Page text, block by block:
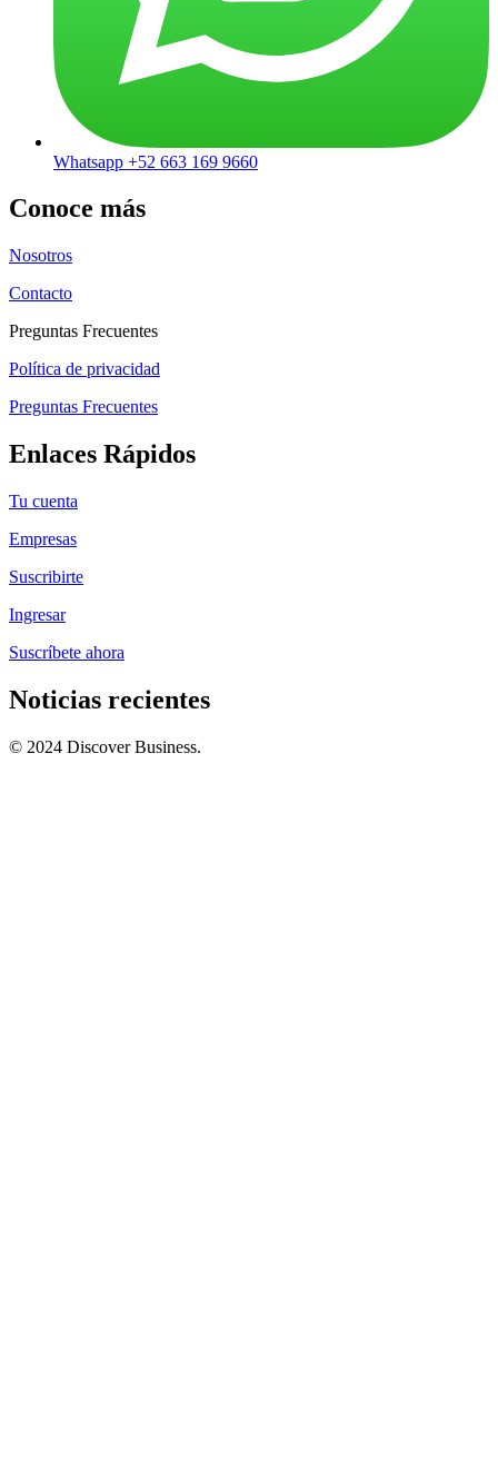
Whatsapp +52 663 169 9660
Conoce más
Nosotros
Contacto
Preguntas Frecuentes
Política de privacidad
Preguntas Frecuentes
Enlaces Rápidos
Tu cuenta
Empresas
Suscribirte
Ingresar
Suscríbete ahora
Noticias recientes
© 2024 Discover Business.